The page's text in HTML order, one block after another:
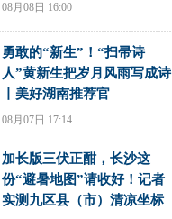
08月08日 16:00
勇敢的“新生”！“扫帚诗
人”黄新生把岁月风雨写成诗
丨美好湖南推荐官
08月07日 17:14
加长版三伏正酣，长沙这
份“避暑地图”请收好！记者
实测九区县（市）清凉坐标